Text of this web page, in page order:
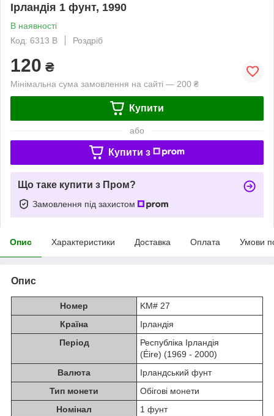
Ірландія 1 фунт, 1990
В наявності
Код: 6313 B
Роздріб
120 ₴
Мінімальна сума замовлення на сайті — 200 ₴
Купити
або
Купити з
Що таке купити з Пром?
Замовлення під захистом
Опис Характеристики Доставка Оплата Умови
Опис
Номер
KM# 27
Країна
Ірландія
Період
Республіка Ірландія
(Éire) (1969 - 2000)
Валюта
Ірландський фунт
Тип монети
Обігові монети
Номінал
1 фунт